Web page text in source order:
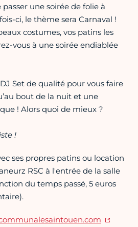
une soirée de folie à
ci, le thème sera Carnaval !
costumes, vos patins les
vous à une soirée endiablée
DJ Set de qualité pour vous faire
bout de la nuit et une
! Alors quoi de mieux ?
!
ses propres patins ou location
RSC à l'entrée de la salle
du temps passé, 5 euros